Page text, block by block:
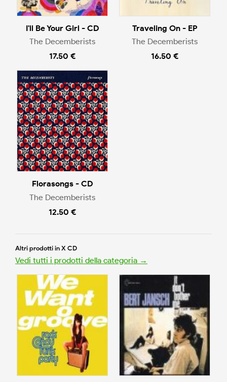
I'll Be Your Girl - CD
The Decemberists
17.50 €
Traveling On - EP
The Decemberists
16.50 €
Florasongs - CD
The Decemberists
12.50 €
Altri prodotti in X CD
Vedi tutti i prodotti della categoria →